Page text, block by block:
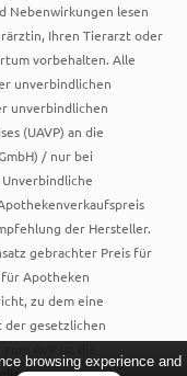
Nebenwirkungen lesen
Ihren Tierarzt oder
vorbehalten. Alle
unverbindlichen
unverbindlichen
(UAVP) an die
/ nur bei
der Hersteller.
gebrachter Preis für
Apotheken
zu dem eine
der gesetzlichen
browsing experience and